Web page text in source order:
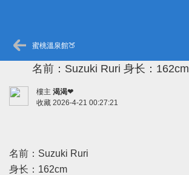
蜜桃溫泉館🍑
名前：Suzuki Ruri 身长：162cm
樓主 渴渴❤
收藏 2026-4-21 00:27:21
名前：Suzuki Ruri
身长：162cm